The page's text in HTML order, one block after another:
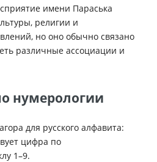
имени Параська
религии и
но оно обычно связано
различные ассоциации и
нумерологии
для русского алфавита:
цифра по
1–9.